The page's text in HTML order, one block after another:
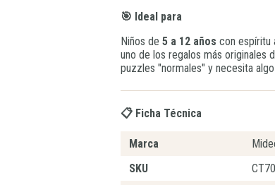
🎯 Ideal para
Niños de 5 a 12 años con espíritu
uno de los regalos más originales
puzzles "normales" y necesita
📋 Ficha Técnica
Marca
SKU